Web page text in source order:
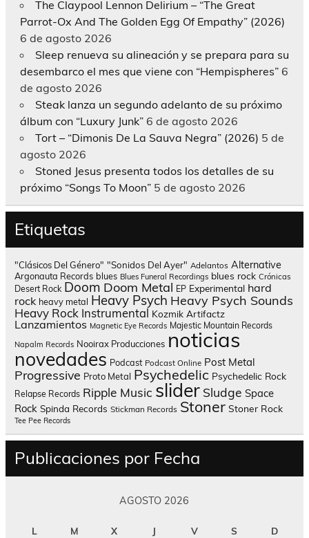
The Claypool Lennon Delirium – “The Great
Parrot-Ox And The Golden Egg Of Empathy” (2026)
6 de agosto 2026
Sleep renueva su alineación y se prepara para su
desembarco el mes que viene con “Hempispheres” 6
de agosto 2026
Steak lanza un segundo adelanto de su próximo
álbum con “Luxury Junk” 6 de agosto 2026
Tort – “Dimonis De La Sauva Negra” (2026) 5 de
agosto 2026
Stoned Jesus presenta todos los detalles de su
próximo “Songs To Moon” 5 de agosto 2026
Etiquetas
"Clásicos Del Género" "Sonidos Del Ayer" Adelantos Alternative
Argonauta Records blues Blues Funeral Recordings blues rock Crónicas
Desert Rock Doom Doom Metal EP Experimental hard
rock heavy metal Heavy Psych Heavy Psych Sounds
Heavy Rock Instrumental Kozmik Artifactz
Lanzamientos Magnetic Eye Records Majestic Mountain Records
Napalm Records Nooirax Producciones noticias
novedades Podcast Podcast Online Post Metal
Progressive Proto Metal Psychedelic Psychedelic Rock
Relapse Records Ripple Music slider Sludge Space
Rock Spinda Records Stickman Records Stoner Stoner Rock
Tee Pee Records
Publicaciones por Fecha
AGOSTO 2026
L M X J V S D